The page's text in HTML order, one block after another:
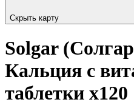
Скрыть карту
Solgar
Кальция с
таблетки x120